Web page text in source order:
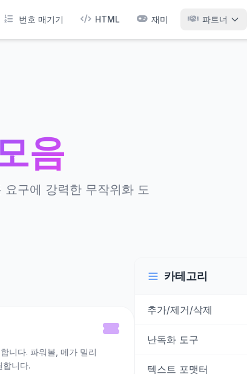
번호 매기기 HTML 재미 파트너
음
구에 강력한 무작위화 도
니다. 파워볼, 메가 밀리
합니다.
카테고리
추가/제거/삭제
난독화 도구
텍스트 포맷터